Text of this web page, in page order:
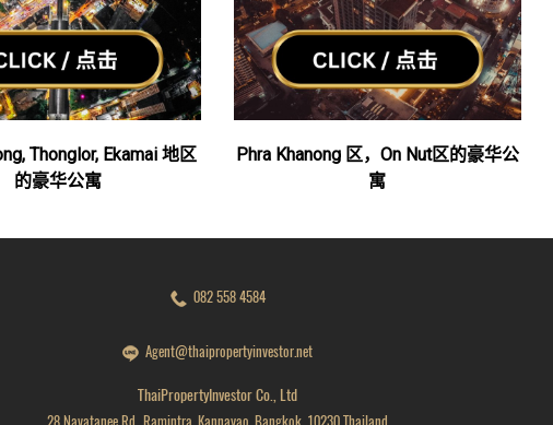
Thonglor, Ekamai 地区
的豪华公寓
Phra Khanong 区，On Nut区的豪华公
寓
082 558 4584
Agent@thaipropertyinvestor.net
ThaiPropertyInvestor Co., Ltd
28 Navatanee Rd., Ramintra, Kannayao, Bangkok, 10230 Thailand